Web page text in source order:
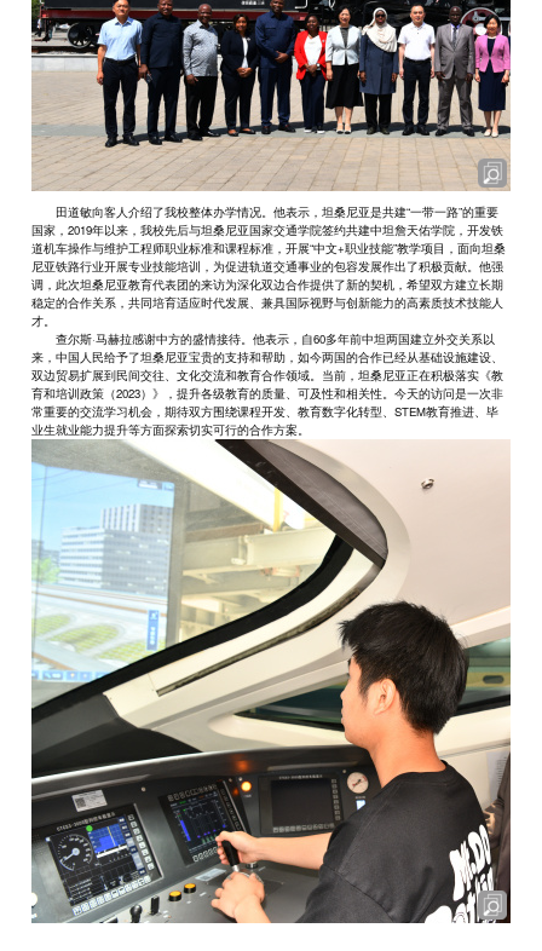
田道敏向客人介绍了我校整体办学情况。他表示，坦桑尼亚是共建“一带一路”的重要
国家，2019年以来，我校先后与坦桑尼亚国家交通学院签约共建中坦詹天佑学院，开发铁
道机车操作与维护工程师职业标准和课程标准，开展“中文+职业技能”教学项目，面向坦桑
尼亚铁路行业开展专业技能培训，为促进轨道交通事业的包容发展作出了积极贡献。他强
调，此次坦桑尼亚教育代表团的来访为深化双边合作提供了新的契机，希望双方建立长期
稳定的合作关系，共同培育适应时代发展、兼具国际视野与创新能力的高素质技术技能人
才。
查尔斯·马赫拉感谢中方的盛情接待。他表示，自60多年前中坦两国建立外交关系以
来，中国人民给予了坦桑尼亚宝贵的支持和帮助，如今两国的合作已经从基础设施建设、
双边贸易扩展到民间交往、文化交流和教育合作领域。当前，坦桑尼亚正在积极落实《教
育和培训政策（2023）》，提升各级教育的质量、可及性和相关性。今天的访问是一次非
常重要的交流学习机会，期待双方围绕课程开发、教育数字化转型、STEM教育推进、毕
业生就业能力提升等方面探索切实可行的合作方案。